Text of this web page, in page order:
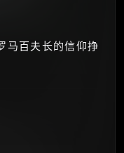
马百夫长的信仰挣